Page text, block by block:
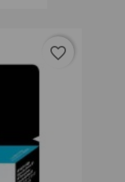
favorite_border